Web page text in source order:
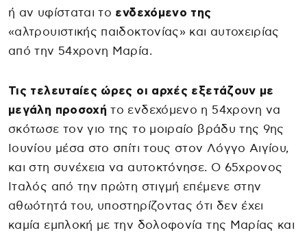
ή αν υφίσταται το ενδεχόμενο της
«αλτρουιστικής παιδοκτονίας» και αυτοχειρίας
από την 54χρονη Μαρία.
Τις τελευταίες ώρες οι αρχές εξετάζουν με
μεγάλη προσοχή το ενδεχόμενο η 54χρονη να
σκότωσε τον γιο της το μοιραίο βράδυ της 9ης
Ιουνίου μέσα στο σπίτι τους στον Λόγγο Αιγίου,
και στη συνέχεια να αυτοκτόνησε. Ο 65χρονος
Ιταλός από την πρώτη στιγμή επέμενε στην
αθωότητά του, υποστηρίζοντας ότι δεν έχει
καμία εμπλοκή με την δολοφονία της Μαρίας και